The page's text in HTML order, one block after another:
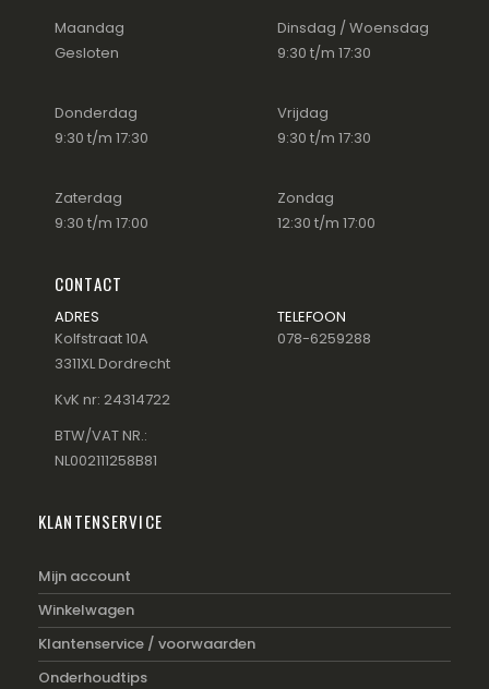
Maandag
Gesloten
Dinsdag / Woensdag
9:30 t/m 17:30
Donderdag
9:30 t/m 17:30
Vrijdag
9:30 t/m 17:30
Zaterdag
9:30 t/m 17:00
Zondag
12:30 t/m 17:00
CONTACT
ADRES
Kolfstraat 10A
3311XL Dordrecht
KvK nr: 24314722
BTW/VAT NR.:
NL002111258B81
TELEFOON
078-6259288
KLANTENSERVICE
Mijn account
Winkelwagen
Klantenservice / voorwaarden
Onderhoudtips